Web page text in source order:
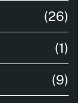
(26)
(1)
(9)